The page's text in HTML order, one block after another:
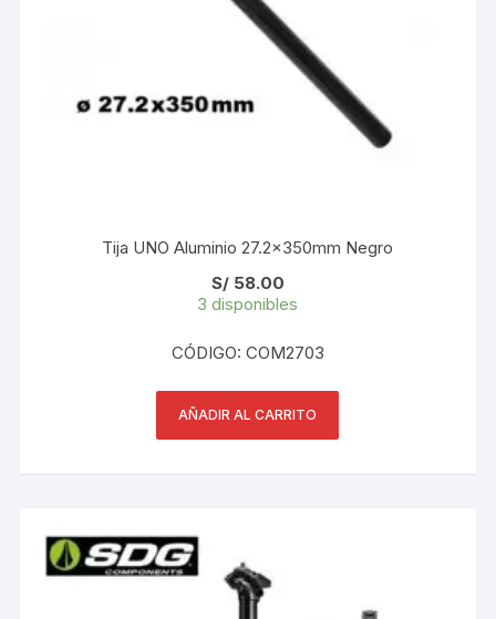
Tija UNO Aluminio 27.2x350mm Negro
S/58.00
3 disponibles
CÓDIGO: COM2703
AÑADIR AL CARRITO